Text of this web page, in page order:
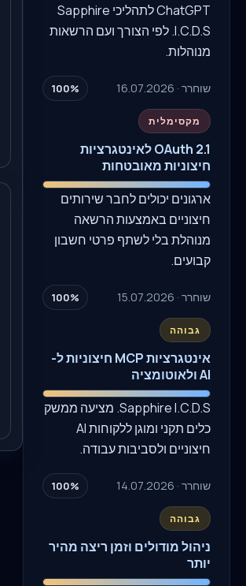
ChatGPT לתהליכי Sapphire
I.C.D.S. לפי הצורך ועם הרשאות
מנוהלות.
שוחרר · 16.07.2026 100%
מקסימלית
OAuth 2.1 לאינטגרציות
חיצוניות מאובטחות
ארגונים יכולים לחבר שירותים
חיצוניים באמצעות הרשאה
מנוהלת בלי לשתף פרטי חשבון
קבועים.
שוחרר · 15.07.2026 100%
גבוהה
אינטגרציות MCP חיצוניות ל-
AI ולאוטומציה
Sapphire I.C.D.S. מציעה ממשק
כלים תקני ומוגן ללקוחות AI
חיצוניים ולסביבות עבודה.
שוחרר · 14.07.2026 100%
גבוהה
ניהול מודולים וזמן ריצה מהיר
יותר